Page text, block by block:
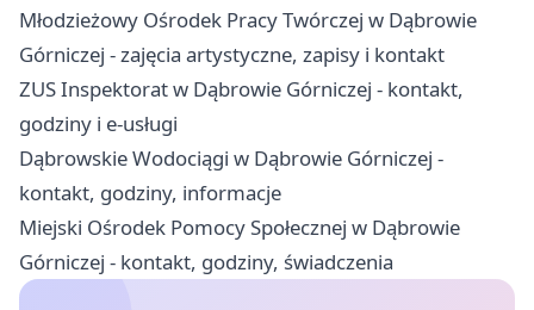
Młodzieżowy Ośrodek Pracy Twórczej w Dąbrowie
Górniczej - zajęcia artystyczne, zapisy i kontakt
ZUS Inspektorat w Dąbrowie Górniczej - kontakt,
godziny i e-usługi
Dąbrowskie Wodociągi w Dąbrowie Górniczej -
kontakt, godziny, informacje
Miejski Ośrodek Pomocy Społecznej w Dąbrowie
Górniczej - kontakt, godziny, świadczenia